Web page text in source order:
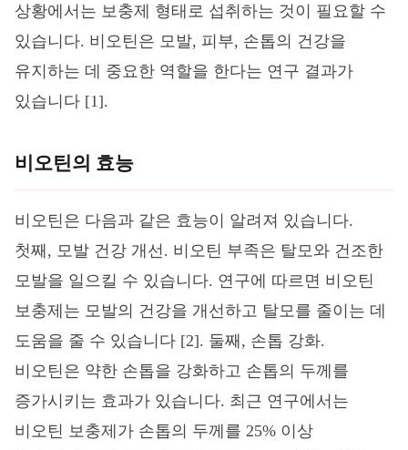
상황에서는 보충제 형태로 섭취하는 것이 필요할 수
있습니다. 비오틴은 모발, 피부, 손톱의 건강을
유지하는 데 중요한 역할을 한다는 연구 결과가
있습니다 [1].
비오틴의 효능
비오틴은 다음과 같은 효능이 알려져 있습니다.
첫째, 모발 건강 개선. 비오틴 부족은 탈모와 건조한
모발을 일으킬 수 있습니다. 연구에 따르면 비오틴
보충제는 모발의 건강을 개선하고 탈모를 줄이는 데
도움을 줄 수 있습니다 [2]. 둘째, 손톱 강화.
비오틴은 약한 손톱을 강화하고 손톱의 두께를
증가시키는 효과가 있습니다. 최근 연구에서는
비오틴 보충제가 손톱의 두께를 25% 이상